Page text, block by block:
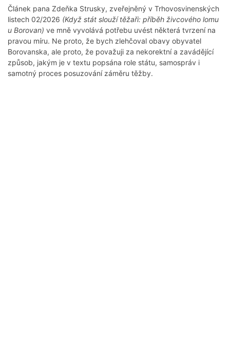
Článek pana Zdeňka Strusky, zveřejněný v Trhovosvinenských
listech 02/2026 (Když stát slouží těžaři: příběh živcového lomu
u Borovan) ve mně vyvolává potřebu uvést některá tvrzení na
pravou míru. Ne proto, že bych zlehčoval obavy obyvatel
Borovanska, ale proto, že považuji za nekorektní a zavádějící
způsob, jakým je v textu popsána role státu, samospráv i
samotný proces posuzování záměru těžby.